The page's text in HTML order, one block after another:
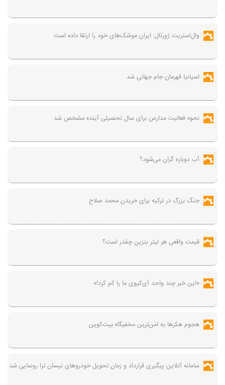
وال‌استریت ژورنال: ایران موشک‌های خود را ارتقا داده است
اسپانیا قهرمان جام جهانی شد
نحوه فعالیت مدارس برای سال تحصیلی آینده مشخص شد
آب دوباره گران می‌شود؟
جنگ بزرگ در ترکیه برای خریدن محمد صلاح
قیمت واقعی هر لیتر بنزین چقدر است؟
«این خبر چند واحد آی‌کیوی ما را کم کرد!»
هجوم هکرها به امن‌ترین مخفیگاه بیت‌کوین
سامانه آنلاین پیگیری قرارداد‌ و زمان تحویل خودرو‌های نیسان ترا رونمایی شد